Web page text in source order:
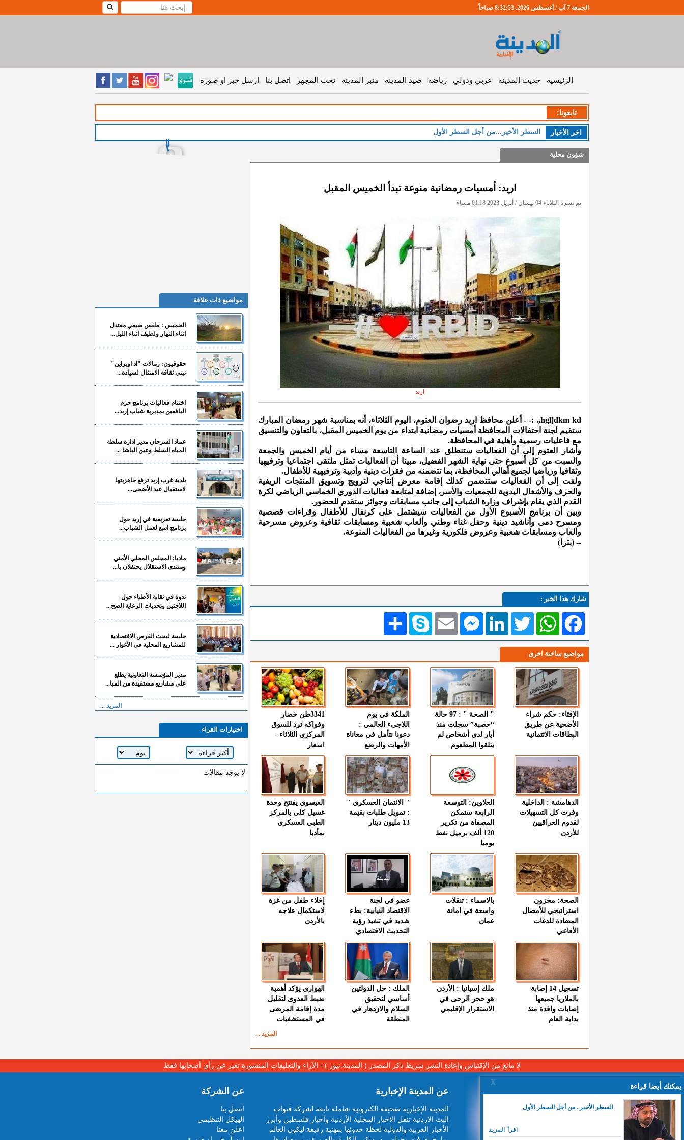
الجمعة 7 آب / أغسطس 2026. 8:32:53 صباحاً
الرئيسية حديث المدينة عربي ودولي رياضة صيد المدينة منبر المدينة تحت المجهر اتصل بنا ارسل خبر او صورة
تابعونا:
اخر اﻷخبار السطر الأخير...من أجل السطر الأول
شؤون محلية
اربد: أمسيات رمضانية منوعة تبدأ الخميس المقبل
تم نشره الثلاثاء 04 نيسان / أبريل 2023 01:18 مساءً
اربد
hgl]dkm kd,. :- - أعلن محافظ اربد رضوان العتوم، اليوم الثلاثاء، أنه بمناسبة شهر رمضان المبارك
ستقيم لجنة احتفالات المحافظة أمسيات رمضانية ابتداء من يوم الخميس المقبل، بالتعاون والتنسيق
مع فاعليات رسمية وأهلية في المحافظة.
وأشار العتوم إلى أن الفعاليات ستنطلق عند الساعة التاسعة مساء من أيام الخميس والجمعة
والسبت من كل أسبوع حتى نهاية الشهر الفضيل، مبينا أن الفعاليات تمثل ملتقى اجتماعيا وترفيهيا
وثقافيا ورياضيا لجميع أهالي المحافظة، بما تتضمنه من فقرات دينية وأدبية وترفيهية للأطفال.
ولفت إلى أن الفعاليات ستتضمن كذلك إقامة معرض إنتاجي لترويج وتسويق المنتجات الريفية
والحرف والأشغال اليدوية للجمعيات والأسر، إضافة لمتابعة فعاليات الدوري الخماسي الرياضي لكرة
القدم الذي يقام بإشراف وزارة الشباب إلى جانب مسابقات وجوائز ستقدم للحضور.
وبين أن برنامج الأسبوع الأول من الفعاليات سيشتمل على كرنفال للأطفال وقراءات قصصية
ومسرح دمى وأناشيد دينية وحفل غناء وطني وألعاب شعبية ومسابقات ثقافية وعروض مسرحية
وألعاب ومسابقات شعبية وعروض فلكورية وغيرها من الفعاليات المنوعة.
-- (بترا)
شارك هذا الخبر :
انشر Skype EmailMessengerLinkedIn TwitterWhatsAppFacebook
مواضيع ساخنة اخرى
الإفتاء: حكم شراء
الأضحية عن طريق
البطاقات الائتمانية
" الصحة " : 97 حالة
“حصبة” سجلت منذ
أيار لدى أشخاص لم
يتلقوا المطعوم
الملكة في يوم
اللاجىء العالمي :
دعونا نتأمل في معاناة
الأمهات والرضع
3341طن خضار
وفواكه ترد للسوق
المركزي الثلاثاء -
اسعار
الدهامشة : الداخلية
وفرت كل التسهيلات
لقدوم العراقيين
للأردن
العلاوين: التوسعة
الرابعة ستمكن
المصفاة من تكرير
120 ألف برميل نفط
يوميا
" الائتمان العسكري "
: تمويل طلبات بقيمة
13 مليون دينار
العيسوي يفتتح وحدة
غسيل كلى بالمركز
الطبي العسكري
بمأدبا
الصحة: مخزون
استراتيجي للأمصال
المضادة للدغات
الأفاعي
بالاسماء : تنقلات
واسعة في امانة
عمان
عضو في لجنة
الاقتصاد النيابية: بطء
شديد في تنفيذ رؤية
التحديث الاقتصادي
إخلاء طفل من غزة
لاستكمال علاجه
بالأردن
تسجيل 14 إصابة
بالملاريا جميعها
إصابات وافدة منذ
بداية العام
ملك إسبانيا : الأردن
هو حجر الرحى في
الاستقرار الإقليمي
الملك : حل الدولتين
أساسي لتحقيق
السلام والازدهار في
المنطقة
الهواري يؤكد أهمية
ضبط العدوى لتقليل
مدة إقامة المرضى
في المستشفيات
المزيد ...
مواضيع ذات علاقة
الخميس : طقس صيفي معتدل
اثناء النهار ولطيف اثناء الليل...
حقوقيون: زمالات "اد اوبراين"
تبني ثقافة الامتثال لسيادة...
اختتام فعاليات برنامج حزم
اليافعين بمديرية شباب إربد...
عماد السرحان مدير ادارة سلطة
المياه السلط وعين الباشا ...
بلدية غرب إربد ترفع جاهزيتها
لاستقبال عيد الأضحى...
جلسة تعريفية في إربد حول
برنامج اسع لعمل الشباب...
مادبا: المجلس المحلي الأمني
ومنتدى الاستقلال يحتفلان با...
ندوة في نقابة الأطباء حول
اللاجئين وتحديات الرعاية الصح...
جلسة لبحث الفرص الاقتصادية
للمشاريع المحلية في الأغوار ...
مدير المؤسسة التعاونية يطلع
على مشاريع مستفيدة من المبا...
المزيد ...
اختيارات القراء
لا يوجد مقالات
يمكنك أيضا قراءة
X
السطر الأخير...من أجل السطر الأول
اقرأ المزيد
لا مانع من الإقتباس وإعادة النشر شريط ذكر المصدر ( المدينة نيوز ) - الآراء والتعليقات المنشورة تعبر عن رأي أصحابها فقط
عن المدينة الإخبارية
المدينة الإخبارية صحيفة الكترونية شاملة تابعة لشركة قنوات
البث الاردنية تنقل الاخبار المحلية الأردنية وأخبار فلسطين وأبرز
الأخبار العربية والدولية لحظة حدوثها بمهنية رفيعة ليكون العالم
عن الشركة
اتصل بنا
الهيكل التنظيمي
اعلن معنا